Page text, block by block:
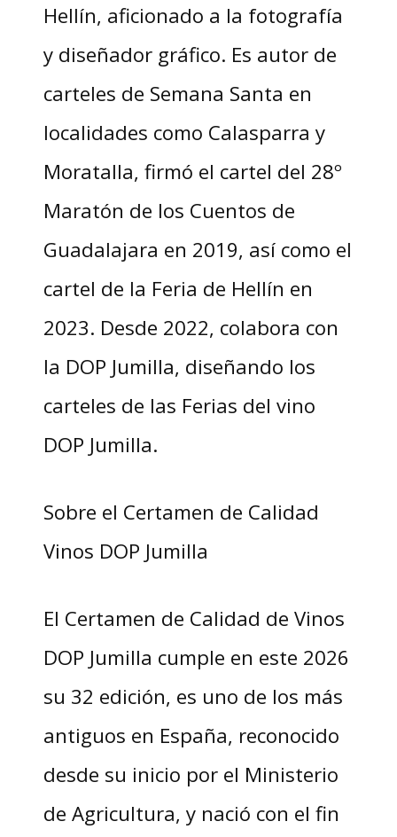
Hellín, aficionado a la fotografía
y diseñador gráfico. Es autor de
carteles de Semana Santa en
localidades como Calasparra y
Moratalla, firmó el cartel del 28º
Maratón de los Cuentos de
Guadalajara en 2019, así como el
cartel de la Feria de Hellín en
2023. Desde 2022, colabora con
la DOP Jumilla, diseñando los
carteles de las Ferias del vino
DOP Jumilla.
Sobre el Certamen de Calidad
Vinos DOP Jumilla
El Certamen de Calidad de Vinos
DOP Jumilla cumple en este 2026
su 32 edición, es uno de los más
antiguos en España, reconocido
desde su inicio por el Ministerio
de Agricultura, y nació con el fin